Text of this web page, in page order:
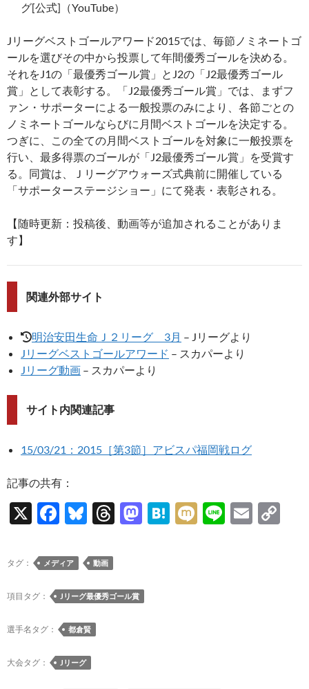
グ[公式]（YouTube）
Jリーグベストゴールアワード2015では、毎節ノミネートゴ
ールを選びその中から投票して年間優秀ゴールを決める。
それをJ1の「最優秀ゴール賞」とJ2の「J2最優秀ゴール
賞」として表彰する。「J2最優秀ゴール賞」では、まずフ
ァン・サポーターによる一般投票のみにより、各節ごとの
ノミネートゴールならびに月間ベストゴールを決定する。
つぎに、この全ての月間ベストゴールを対象に一般投票を
行い、最多得票のゴールが「J2最優秀ゴール賞」を受賞す
る。同賞は、Ｊリーグアウォーズ式典前に開催している
「サポーターステージショー」にて発表・表彰される。
【随時更新：投稿後、動画等が追加されることがありま
す】
関連外部サイト
明治安田生命Ｊ２リーグ 3月 – Jリーグより
Jリーグベストゴールアワード – スカパーより
Jリーグ動画 – スカパーより
サイト内関連記事
15/03/21：2015［第3節］アビスパ福岡戦ログ
記事の共有：
X
F
e
b
o
o
k
Bl
es
k
y
T
ds
M
o
H
M Li
E
タグ： メディア 動画
項目タグ： Jリーグ最優秀ゴール賞
選手名タグ： 都倉賢
大会タグ： Jリーグ